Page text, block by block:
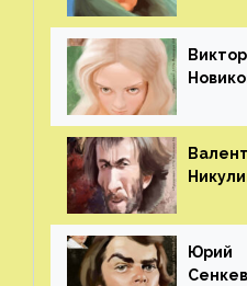
Юрий